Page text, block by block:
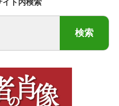
イト内検索
検索